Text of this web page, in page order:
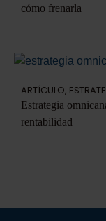
cómo frenarla
ARTÍCULO,
Estrategia
rentabilidad